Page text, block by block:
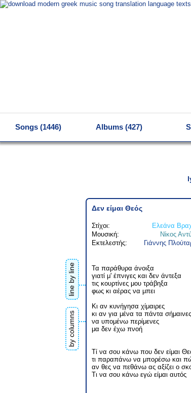
Songs (1446) Albums (427)
line by line
by columns
Δεν είμαι Θεός
Στίχοι:
Ελεάνα
Μουσική:
Νίκος
Εκτελεστής:
Γιάννης
Τα παράθυρα άνοιξα
γιατί μ' έπνιγες και δεν άντεξα
τις κουρτίνες μου τράβηξα
φως κι αέρας να μπει
Κι αν κυνήγησα χίμαιρες
κι αν για μένα τα πάντα σήμαινες
να υπομένω περίμενες
μα δεν έχω πνοή
Τί να σου κάνω που δεν είμαι
τι παραπάνω να μπορέσω και
αν θες να πεθάνω ας αξίζει ο
Τι να σου κάνω εγώ είμαι αυτός